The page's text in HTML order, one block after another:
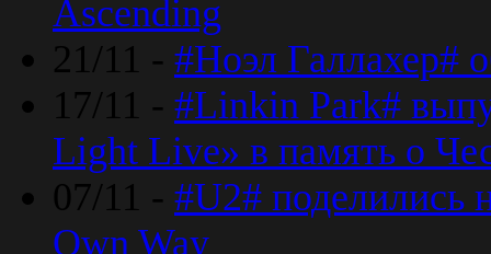
Ascending
21/11 - #Ноэл Галлахер#
17/11 - #Linkin Park#
Light Live» в память о
07/11 - #U2#
Own Way